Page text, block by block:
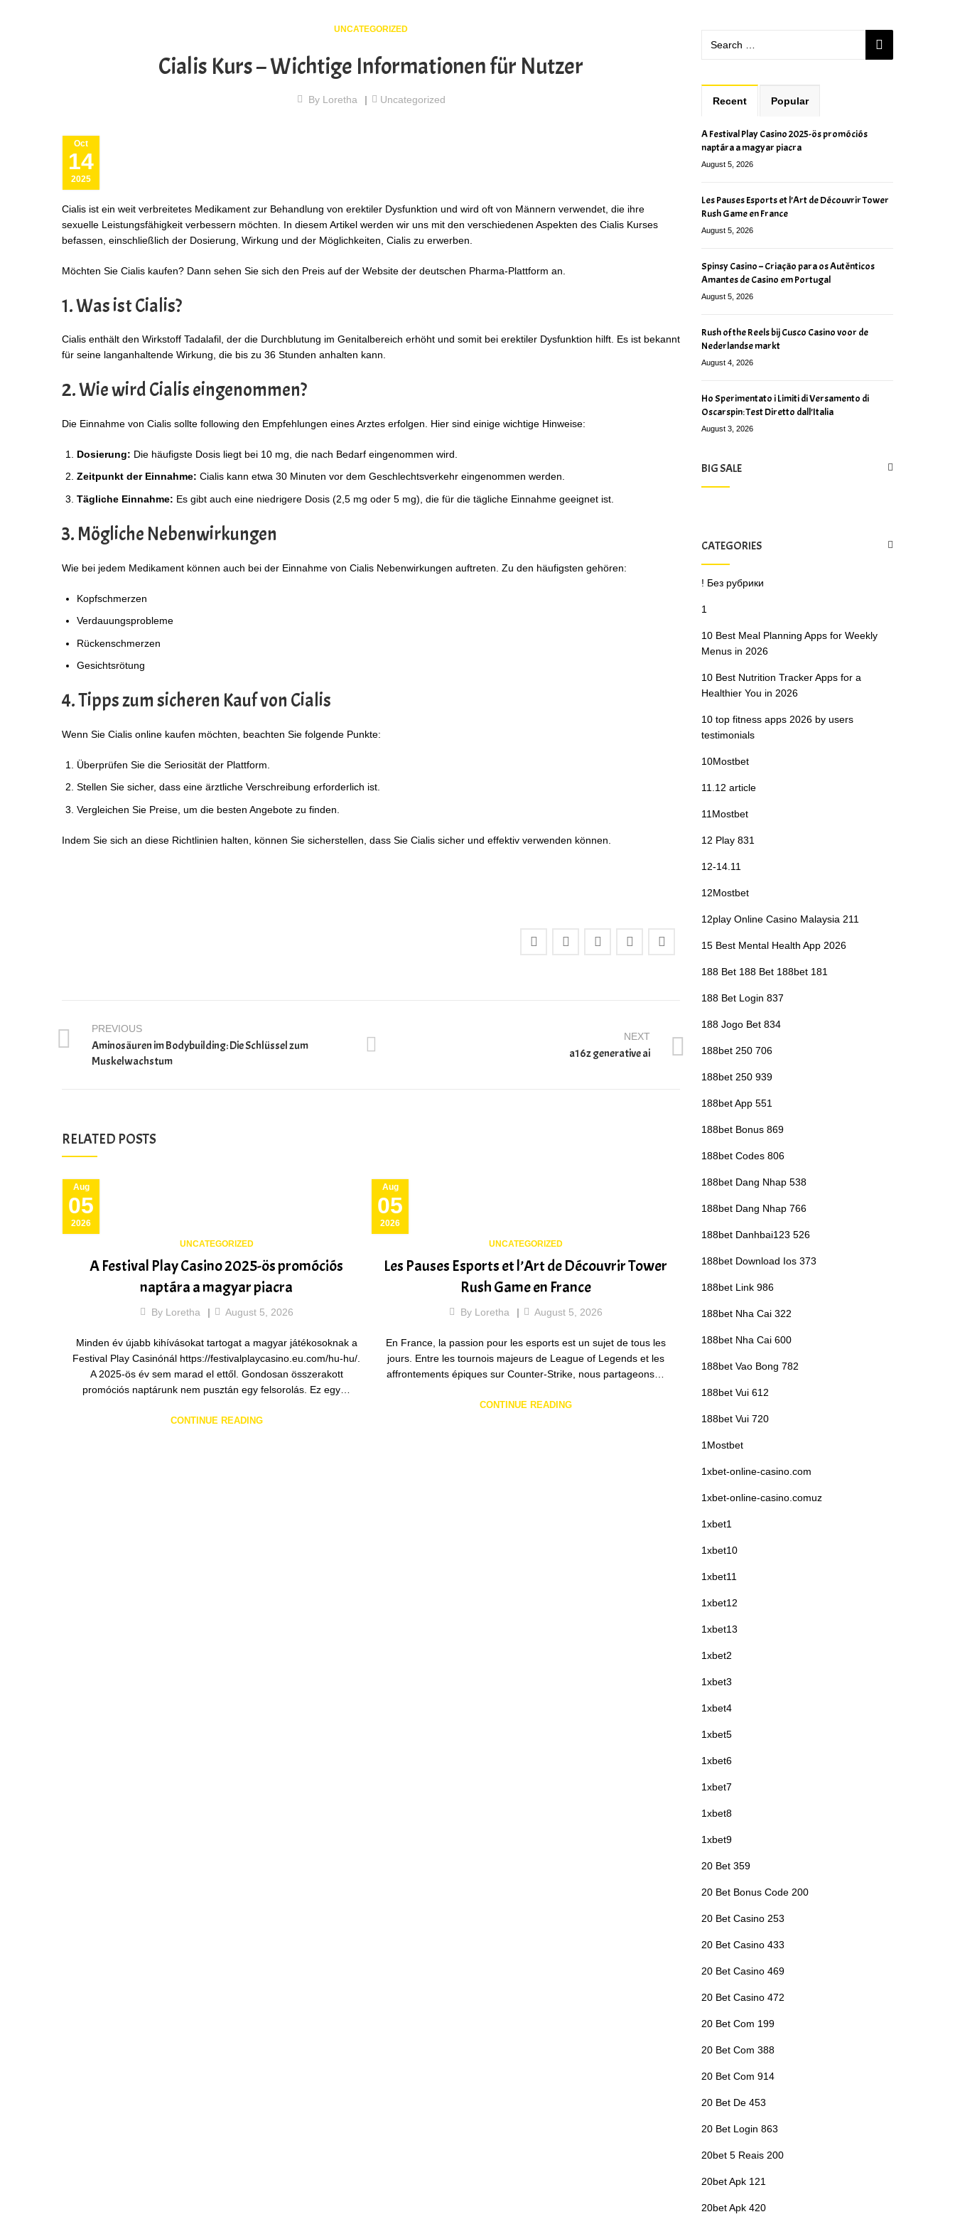
UNCATEGORIZED
Cialis Kurs – Wichtige Informationen für Nutzer
By Loretha Uncategorized
14
Oct
2025
Cialis ist ein weit verbreitetes Medikament zur Behandlung von erektiler Dysfunktion und wird oft von Männern verwendet, die ihre
sexuelle Leistungsfähigkeit verbessern möchten. In diesem Artikel werden wir uns mit den verschiedenen Aspekten des Cialis Kurses
befassen, einschließlich der Dosierung, Wirkung und der Möglichkeiten, Cialis zu erwerben.
Möchten Sie Cialis kaufen? Dann sehen Sie sich den Preis auf der Website der deutschen Pharma-Plattform an.
1. Was ist Cialis?
Cialis enthält den Wirkstoff Tadalafil, der die Durchblutung im Genitalbereich erhöht und somit bei erektiler Dysfunktion hilft. Es ist bekannt
für seine langanhaltende Wirkung, die bis zu 36 Stunden anhalten kann.
2. Wie wird Cialis eingenommen?
Die Einnahme von Cialis sollte following den Empfehlungen eines Arztes erfolgen. Hier sind einige wichtige Hinweise:
Dosierung: Die häufigste Dosis liegt bei 10 mg, die nach Bedarf eingenommen wird.
Zeitpunkt der Einnahme: Cialis kann etwa 30 Minuten vor dem Geschlechtsverkehr eingenommen werden.
Tägliche Einnahme: Es gibt auch eine niedrigere Dosis (2,5 mg oder 5 mg), die für die tägliche Einnahme geeignet ist.
3. Mögliche Nebenwirkungen
Wie bei jedem Medikament können auch bei der Einnahme von Cialis Nebenwirkungen auftreten. Zu den häufigsten gehören:
Kopfschmerzen
Verdauungsprobleme
Rückenschmerzen
Gesichtsrötung
4. Tipps zum sicheren Kauf von Cialis
Wenn Sie Cialis online kaufen möchten, beachten Sie folgende Punkte:
Überprüfen Sie die Seriosität der Plattform.
Stellen Sie sicher, dass eine ärztliche Verschreibung erforderlich ist.
Vergleichen Sie Preise, um die besten Angebote zu finden.
Indem Sie sich an diese Richtlinien halten, können Sie sicherstellen, dass Sie Cialis sicher und effektiv verwenden können.
PREVIOUS
Aminosäuren im Bodybuilding: Die Schlüssel zum
Muskelwachstum
NEXT
a16z generative ai
RELATED POSTS
05
Aug
2026
UNCATEGORIZED
A Festival Play Casino 2025-ös promóciós
naptára a magyar piacra
By Loretha August 5, 2026
Minden év újabb kihívásokat tartogat a magyar játékosoknak a
Festival Play Casinónál https://festivalplaycasino.eu.com/hu-hu/.
A 2025-ös év sem marad el ettől. Gondosan összerakott
promóciós naptárunk nem pusztán egy felsorolás. Ez egy…
CONTINUE READING
05
Aug
2026
UNCATEGORIZED
Les Pauses Esports et l’Art de Découvrir Tower
Rush Game en France
By Loretha August 5, 2026
En France, la passion pour les esports est un sujet de tous les
jours. Entre les tournois majeurs de League of Legends et les
affrontements épiques sur Counter-Strike, nous partageons…
CONTINUE READING
Recent Popular
A Festival Play Casino 2025-ös promóciós
naptára a magyar piacra
August 5, 2026
Les Pauses Esports et l’Art de Découvrir Tower
Rush Game en France
August 5, 2026
Spinsy Casino – Criação para os Autênticos
Amantes de Casino em Portugal
August 5, 2026
Rush of the Reels bij Cusco Casino voor de
Nederlandse markt
August 4, 2026
Ho Sperimentato i Limiti di Versamento di
Oscarspin: Test Diretto dall’Italia
August 3, 2026
BIG SALE
CATEGORIES
! Без рубрики
1
10 Best Meal Planning Apps for Weekly
Menus in 2026
10 Best Nutrition Tracker Apps for a
Healthier You in 2026
10 top fitness apps 2026 by users
testimonials
10Mostbet
11.12 article
11Mostbet
12 Play 831
12-14.11
12Mostbet
12play Online Casino Malaysia 211
15 Best Mental Health App 2026
188 Bet 188 Bet 188bet 181
188 Bet Login 837
188 Jogo Bet 834
188bet 250 706
188bet 250 939
188bet App 551
188bet Bonus 869
188bet Codes 806
188bet Dang Nhap 538
188bet Dang Nhap 766
188bet Danhbai123 526
188bet Download Ios 373
188bet Link 986
188bet Nha Cai 322
188bet Nha Cai 600
188bet Vao Bong 782
188bet Vui 612
188bet Vui 720
1Mostbet
1xbet-online-casino.com
1xbet-online-casino.comuz
1xbet1
1xbet10
1xbet11
1xbet12
1xbet13
1xbet2
1xbet3
1xbet4
1xbet5
1xbet6
1xbet7
1xbet8
1xbet9
20 Bet 359
20 Bet Bonus Code 200
20 Bet Casino 253
20 Bet Casino 433
20 Bet Casino 469
20 Bet Casino 472
20 Bet Com 199
20 Bet Com 388
20 Bet Com 914
20 Bet De 453
20 Bet Login 863
20bet 5 Reais 200
20bet Apk 121
20bet Apk 420